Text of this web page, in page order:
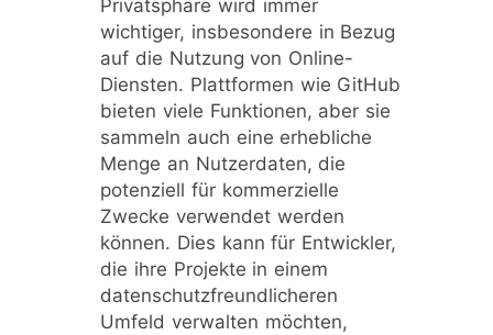
Privatsphäre wird immer
wichtiger, insbesondere in Bezug
auf die Nutzung von Online-
Diensten. Plattformen wie GitHub
bieten viele Funktionen, aber sie
sammeln auch eine erhebliche
Menge an Nutzerdaten, die
potenziell für kommerzielle
Zwecke verwendet werden
können. Dies kann für Entwickler,
die ihre Projekte in einem
datenschutzfreundlicheren
Umfeld verwalten möchten,